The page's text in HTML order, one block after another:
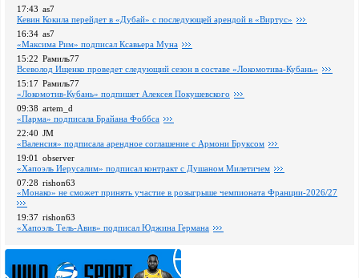
17:43 as7
Кевин Кокила перейдет в «Дубай» с последующей арендой в «Виртус»
16:34 as7
«Максима Рим» подписал Ксавьера Муна
15:22 Рамиль77
Всеволод Ищенко проведет следующий сезон в составе «Локомотива-Кубань»
15:17 Рамиль77
«Локомотив-Кубань» подпишет Алексея Покушевского
09:38 artem_d
«Парма» подписала Брайана Фоббса
22:40 JM
«Валенсия» подписала арендное соглашение с Армони Бруксом
19:01 observer
«Хапоэль Иерусалим» подписал контракт с Душаном Милетичем
07:28 rishon63
«Монако» не сможет принять участие в розыгрыше чемпионата Франции-2026/27
19:37 rishon63
«Хапоэль Тель-Авив» подписал Юджина Германа